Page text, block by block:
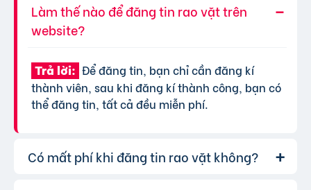
Làm thế nào để đăng tin rao vặt trên
website?
Trả lời: Để đăng tin, bạn chỉ cần đăng kí
thành viên, sau khi đăng kí thành công, bạn có
thể đăng tin, tất cả đều miễn phí.
Có mất phí khi đăng tin rao vặt không?